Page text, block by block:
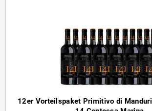
12er Vorteilspaket Primitivo di